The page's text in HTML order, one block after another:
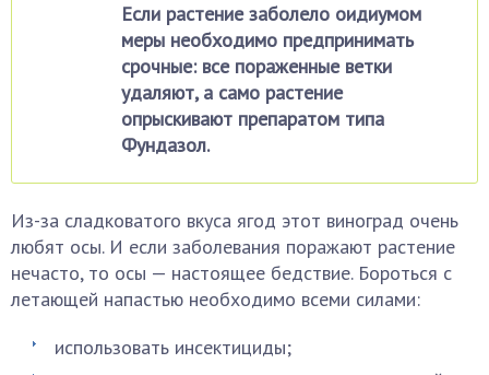
Если растение заболело оидиумом
меры необходимо предпринимать
срочные: все пораженные ветки
удаляют, а само растение
опрыскивают препаратом типа
Фундазол.
Из-за сладковатого вкуса ягод этот виноград очень
любят осы. И если заболевания поражают растение
нечасто, то осы — настоящее бедствие. Бороться с
летающей напастью необходимо всеми силами:
использовать инсектициды;